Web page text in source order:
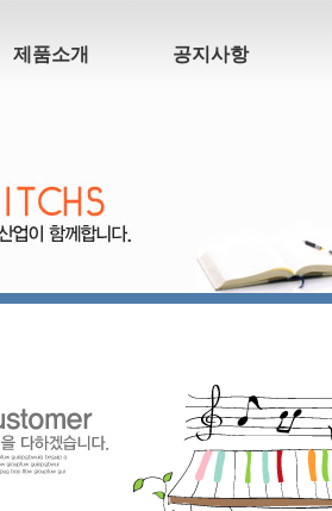
제품소개 공지사항